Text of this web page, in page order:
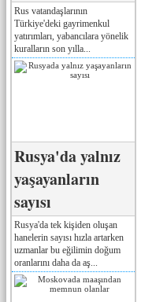
Rus vatandaşlarının
Türkiye'deki gayrimenkul
yatırımları, yabancılara yönelik
kuralların son yılla...
Rusya'da yalnız
yaşayanların
sayısı
Rusya'da tek kişiden oluşan
hanelerin sayısı hızla artarken
uzmanlar bu eğilimin doğum
oranlarını daha da aş...